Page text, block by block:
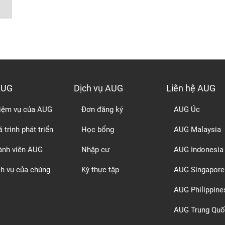
vụ của AUG
trình phát triển
viên AUG
vụ của chúng
Dịch vụ AUG
Đơn đăng ký
Học bổng
Nhập cư
Kỳ thực tập
Liên hệ AUG
AUG Úc
AUG Malaysia
AUG Indonesia
AUG Singapore
AUG
AUG Trung